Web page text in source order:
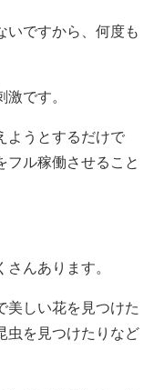
いですから、何度も
です。
ようとするだけで
フル稼働させること
んあります。
美しい花を見つけた
虫を見つけたりなど